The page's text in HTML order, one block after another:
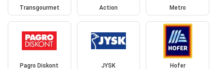
Transgourmet Action Metro
Pagro Diskont JYSK Hofer